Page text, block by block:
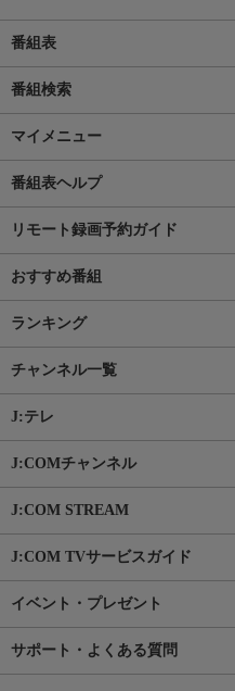
番組表
番組検索
マイメニュー
番組表ヘルプ
リモート録画予約ガイド
おすすめ番組
ランキング
チャンネル一覧
J:テレ
J:COMチャンネル
J:COM STREAM
J:COM TVサービスガイド
イベント・プレゼント
サポート・よくある質問